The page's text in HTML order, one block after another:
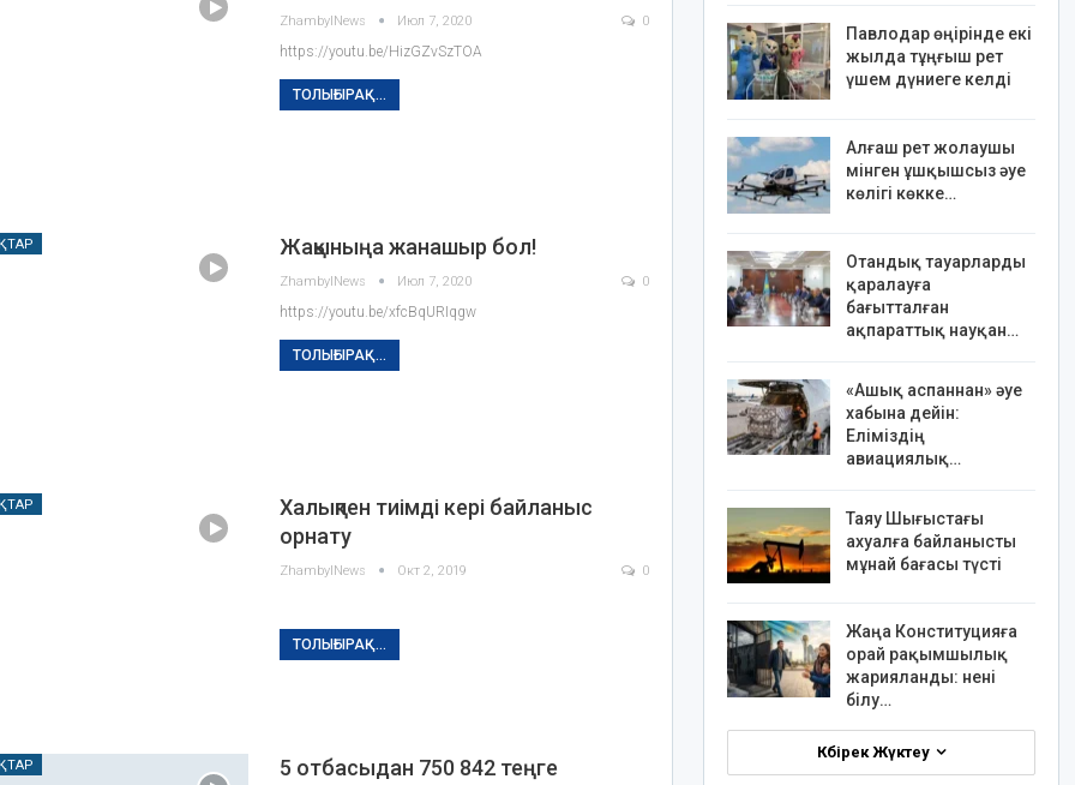
ZhambylNews Июл 7, 2020 0
https://youtu.be/HizGZvSzTOA
ТОЛЫҒЫРАҚ...
Жақыныңа жанашыр бол!
ZhambylNews Июл 7, 2020 0
https://youtu.be/xfcBqURIqgw
ТОЛЫҒЫРАҚ...
Халықпен тиімді кері байланыс
орнату
ZhambylNews Окт 2, 2019 0
ТОЛЫҒЫРАҚ...
5 отбасыдан 750 842 теңге
Павлодар өңірінде екі
жылда тұңғыш рет
үшем дүниеге келді
Алғаш рет жолаушы
мінген ұшқышсыз әуе
көлігі көкке…
Отандық тауарларды
қаралауға
бағытталған
ақпараттық науқан…
«Ашық аспаннан» әуе
хабына дейін:
Еліміздің
авиациялық…
Таяу Шығыстағы
ахуалға байланысты
мұнай бағасы түсті
Жаңа Конституцияға
орай рақымшылық
жарияланды: нені
білу…
Көбірек Жүктеу